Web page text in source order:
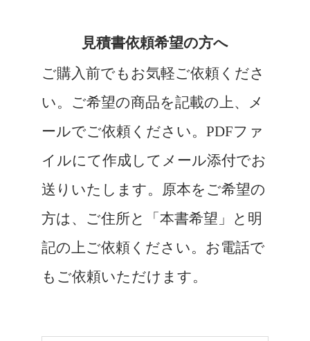
見積書依頼希望の方へ
ご購入前でもお気軽ご依頼くださ
い。ご希望の商品を記載の上、メ
ールでご依頼ください。PDFファ
イルにて作成してメール添付でお
送りいたします。原本をご希望の
方は、ご住所と「本書希望」と明
記の上ご依頼ください。お電話で
もご依頼いただけます。